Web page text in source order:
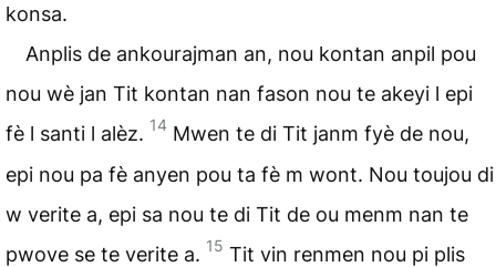
konsa.
Anplis de ankourajman an, nou kontan anpil pou
nou wè jan Tit kontan nan fason nou te akeyi l epi
fè l santi l alèz. 14 Mwen te di Tit janm fyè de nou,
epi nou pa fè anyen pou ta fè m wont. Nou toujou di
w verite a, epi sa nou te di Tit de ou menm nan te
pwove se te verite a. 15 Tit vin renmen nou pi plis